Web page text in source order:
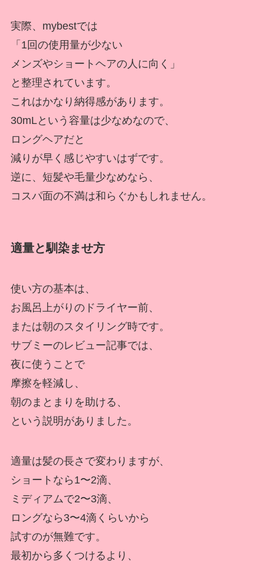
実際、mybestでは
「1回の使用量が少ない
メンズやショートヘアの人に向く」
と整理されています。
これはかなり納得感があります。
30mLという容量は少なめなので、
ロングヘアだと
減りが早く感じやすいはずです。
逆に、短髪や毛量少なめなら、
コスパ面の不満は和らぐかもしれません。
適量と馴染ませ方
使い方の基本は、
お風呂上がりのドライヤー前、
または朝のスタイリング時です。
サブミーのレビュー記事では、
夜に使うことで
摩擦を軽減し、
朝のまとまりを助ける、
という説明がありました。
適量は髪の長さで変わりますが、
ショートなら1〜2滴、
ミディアムで2〜3滴、
ロングなら3〜4滴くらいから
試すのが無難です。
最初から多くつけるより、